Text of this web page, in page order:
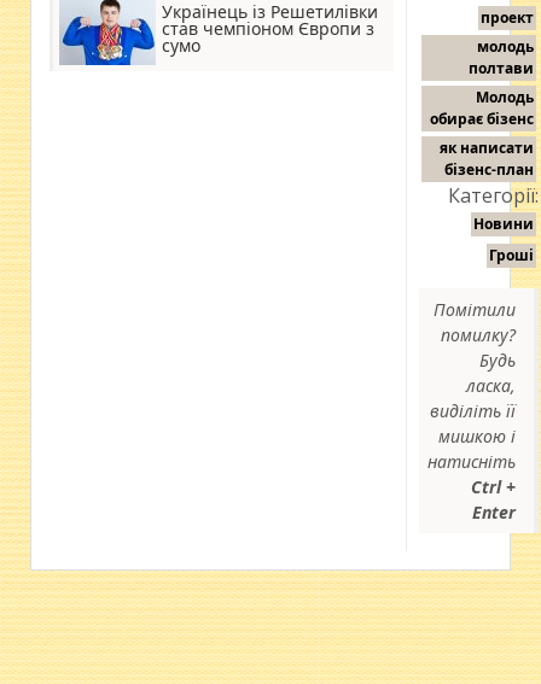
Українець із Решетилівки
став чемпіоном Європи з
сумо
проект
молодь
полтави
Молодь
обирає бізенс
як написати
бізенс-план
Категорії:
Новини
Гроші
Помітили
помилку?
Будь
ласка,
виділіть її
мишкою і
натисніть
Ctrl +
Enter